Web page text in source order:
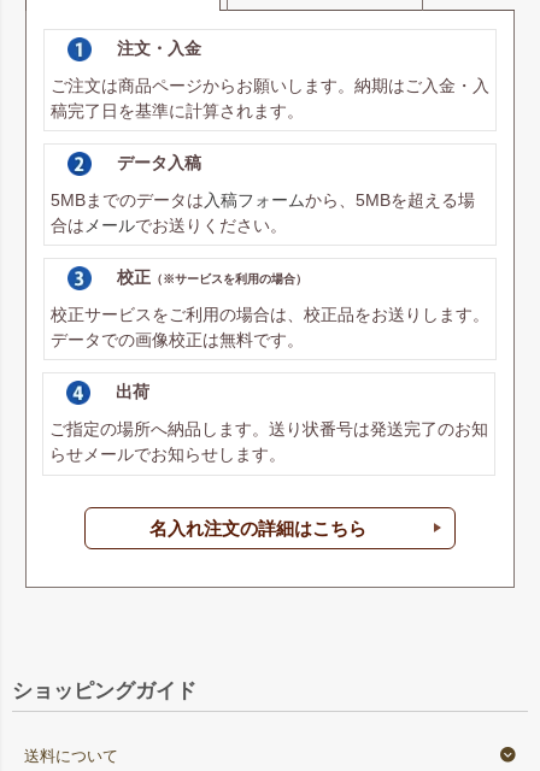
注文・入金
ご注文は商品ページからお願いします。納期はご入金・入
稿完了日を基準に計算されます。
データ入稿
5MBまでのデータは入稿フォームから、5MBを超える場
合はメールでお送りください。
校正（※サービスを利用の場合）
校正サービスをご利用の場合は、校正品をお送りします。
データでの画像校正は無料です。
出荷
ご指定の場所へ納品します。送り状番号は発送完了のお知
らせメールでお知らせします。
名入れ注文の詳細はこちら
ショッピングガイド
送料について